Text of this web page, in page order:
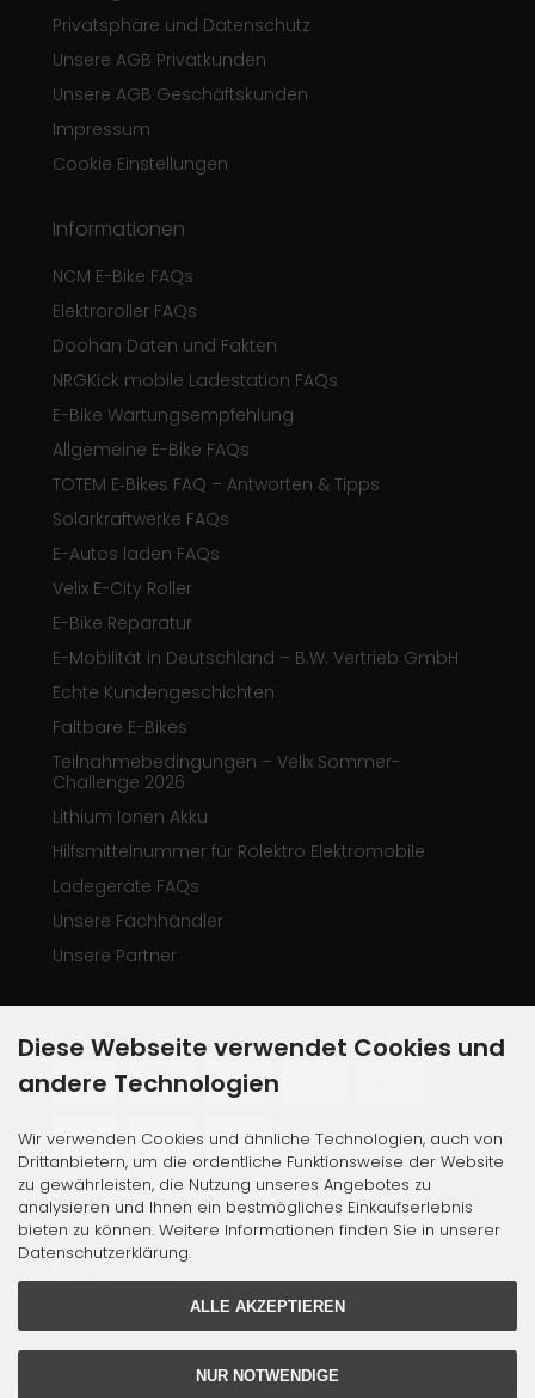
Privatsphäre und Datenschutz
Unsere AGB Privatkunden
Unsere AGB Geschäftskunden
Impressum
Cookie Einstellungen
Informationen
NCM E-Bike FAQs
Elektroroller FAQs
Doohan Daten und Fakten
NRGKick mobile Ladestation FAQs
E-Bike Wartungsempfehlung
Allgemeine E-Bike FAQs
TOTEM E‑Bikes FAQ – Antworten & Tipps
Solarkraftwerke FAQs
E-Autos laden FAQs
Velix E-City Roller
E-Bike Reparatur
E-Mobilität in Deutschland – B.W. Vertrieb GmbH
Echte Kundengeschichten
Faltbare E-Bikes
Teilnahmebedingungen – Velix Sommer-
Challenge 2026
Lithium Ionen Akku
Hilfsmittelnummer für Rolektro Elektromobile
Ladegeräte FAQs
Unsere Fachhändler
Unsere Partner
Social Media
Diese Webseite verwendet Cookies und
andere Technologien
Wir verwenden Cookies und ähnliche Technologien, auch von
Drittanbietern, um die ordentliche Funktionsweise der Website
zu gewährleisten, die Nutzung unseres Angebotes zu
analysieren und Ihnen ein bestmögliches Einkaufserlebnis
bieten zu können. Weitere Informationen finden Sie in unserer
Datenschutzerklärung.
ALLE AKZEPTIEREN
NUR NOTWENDIGE